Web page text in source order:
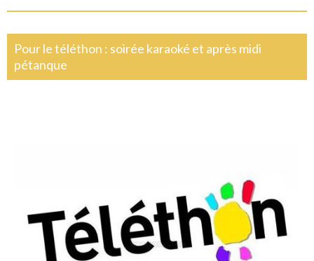
Pour le téléthon : soirée karaoké et après midi
pétanque